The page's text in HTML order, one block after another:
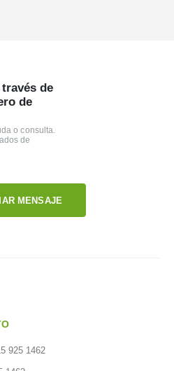
de
de
o consulta.
de
MENSAJE
925 1462